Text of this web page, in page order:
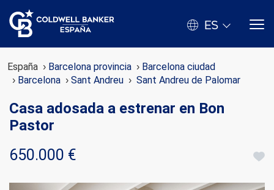
ES
España Barcelona provincia
Barcelona ciudad
Barcelona
Sant Andreu Sant Andreu de Palomar
Casa adosada a estrenar en Bon
Pastor
650.000 €